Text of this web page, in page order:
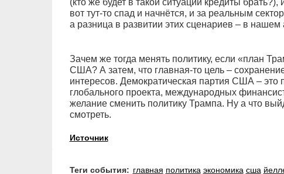
вот тут-то спад и начнётся, и за реальным
а разница в развитии этих сценариев – в нашем
Зачем же тогда менять политику, если «план
США? А затем, что главная-то цель –
интересов. Демократическая партия США –
глобального проекта, международных
желание сменить политику Трампа. Ну а что
смотреть.
Источник
Теги события: главная политика экономика сша